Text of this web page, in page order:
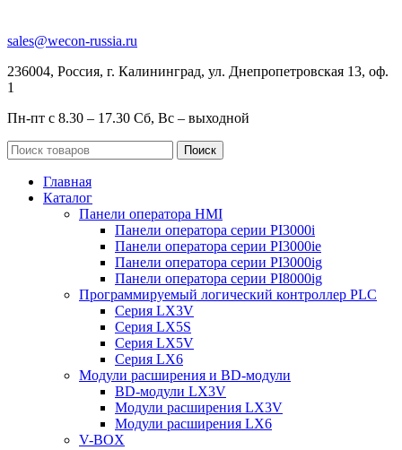
sales@wecon-russia.ru
236004, Россия, г. Калининград, ул. Днепропетровская 13, оф.
1
Пн-пт с 8.30 – 17.30 Сб, Вс – выходной
Поиск
Главная
Каталог
Панели оператора HMI
Панели оператора серии PI3000i
Панели оператора серии PI3000ie
Панели оператора серии PI3000ig
Панели оператора серии PI8000ig
Программируемый логический контроллер PLC
Серия LX3V
Серия LX5S
Серия LX5V
Серия LX6
Модули расширения и BD-модули
BD-модули LX3V
Модули расширения LX3V
Модули расширения LX6
V-BOX